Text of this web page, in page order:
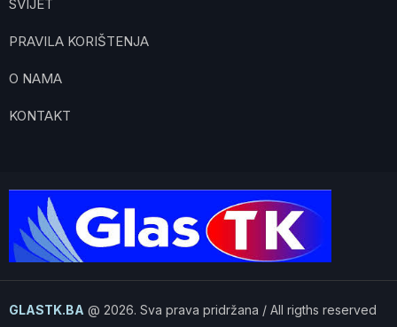
SVIJET
PRAVILA KORIŠTENJA
O NAMA
KONTAKT
GLASTK.BA @ 2026. Sva prava pridržana / All rigths reserved